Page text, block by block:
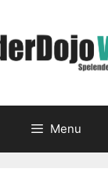
Menu